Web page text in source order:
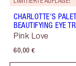
CHARLOTTE'S
BEAUTIFYING EYE
Pink Love
60,00 €